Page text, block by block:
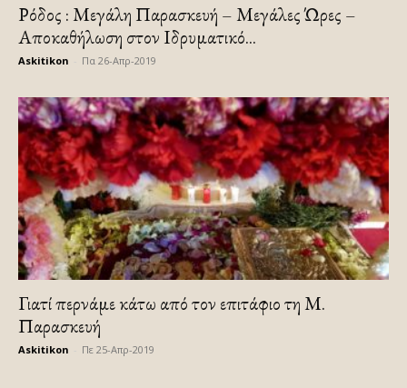
Ρόδος : Μεγάλη Παρασκευή – Μεγάλες Ώρες –
Αποκαθήλωση στον Ιδρυματικό...
Askitikon Πα 26-Απρ-2019
Γιατί περνάμε κάτω από τον επιτάφιο τη Μ.
Παρασκευή
Askitikon Πε 25-Απρ-2019